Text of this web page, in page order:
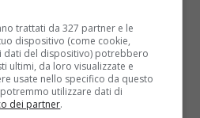
la parte del corpo
(in caso di necessità è un
varicose e braccia
è quello di avvolgere
due panni, rigorosamente
e poi quello di lana.
trattati da 327 partner e le
dispositivo (come cookie,
dati del dispositivo) potrebbero
ultimi, da loro visualizzate e
usate nello specifico da questo
utilizzare dati di
dei partner.